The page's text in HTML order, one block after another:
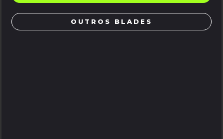
OUTROS BLADES